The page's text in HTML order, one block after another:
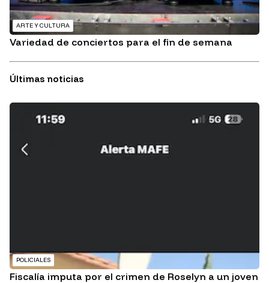
ARTE Y CULTURA
Variedad de conciertos para el fin de semana
Últimas noticias
POLICIALES
Fiscalía imputa por el crimen de Roselyn a un joven